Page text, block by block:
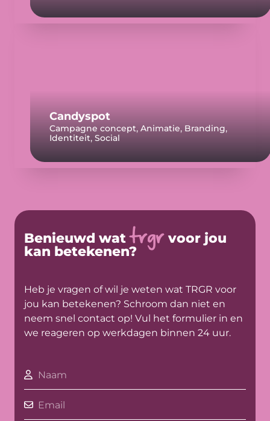
Candyspot
Campagne concept, Animatie, Branding,
Identiteit, Social
Benieuwd wattrgr voor jou
kan betekenen?
Heb je vragen of wil je weten wat TRGR voor
jou kan betekenen? Schroom dan niet en
neem snel contact op! Vul het formulier in en
we reageren op werkdagen binnen 24 uur.